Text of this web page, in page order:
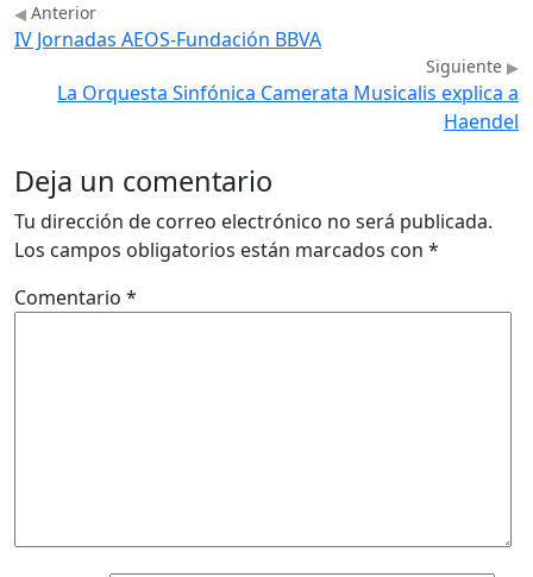
Anterior
IV Jornadas AEOS-Fundación BBVA
Siguiente
La Orquesta Sinfónica Camerata Musicalis explica a
Haendel
Deja un comentario
Tu dirección de correo electrónico no será publicada.
Los campos obligatorios están marcados con *
Comentario *